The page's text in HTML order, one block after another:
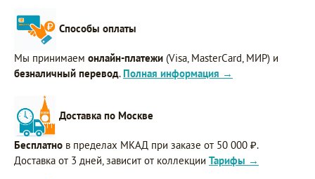
Способы оплаты
Мы принимаем онлайн-платежи (Visa, MasterCard, МИР) и
безналичный перевод. Полная информация →
Доставка по Москве
Бесплатно в пределах МКАД при заказе от 50 000 ₽.
Доставка от 3 дней, зависит от коллекции Тарифы →